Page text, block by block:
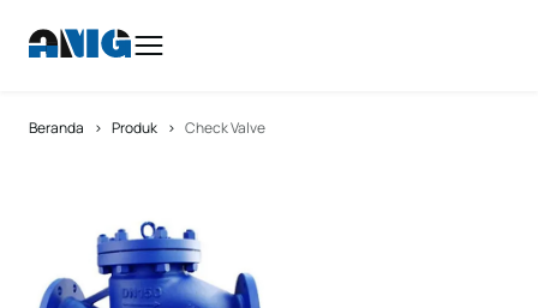
Beranda > Produk > Check Valve